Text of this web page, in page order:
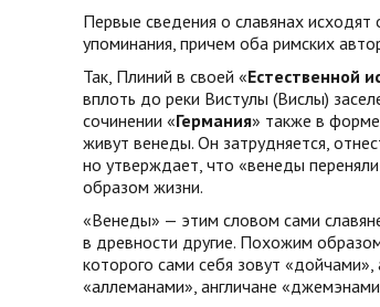
Первые сведения о славянах исходят
упоминания, причем оба римских
Так, Плиний в своей «Естественной
вплоть до реки Вистулы (Вислы)
сочинении «Германия» также в
живут венеды. Он затрудняется,
но утверждает, что «венеды
образом жизни.
«Венеды» — этим словом сами
в древности другие. Похожим
которого сами себя зовут
«аллеманами», англичане